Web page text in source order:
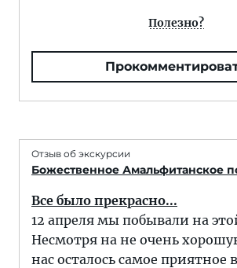
Полезно?
Отзыв об экскурсии
Божественное Амальфитанское
Все было прекрасно...
12 апреля мы побывали на
Несмотря на не очень
нас осталось самое приятное